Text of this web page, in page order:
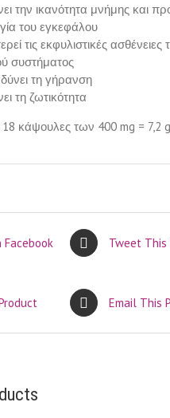
την ικανότητα μνήμης και
του εγκεφάλου
τις εκφυλιστικές ασθένειες
συστήματος
τη γήρανση
τη ζωτικότητα
18 κάψουλες των 400 mg = 7,2 g
Facebook Tweet This
Email This